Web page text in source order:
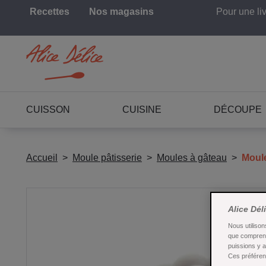
Recettes Nos magasins Pour une
CUISSON CUISINE DÉCOUPE
Accueil Moule pâtisserie Moules à gâteau
Alice
Nous
que
puissions y
Ces